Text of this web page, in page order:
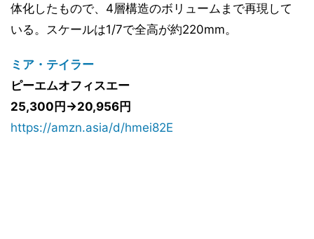
体化したもので、4層構造のボリュームまで再現して
いる。スケールは1/7で全高が約220mm。
ミア・テイラー
ピーエムオフィスエー
25,300円→20,956円
https://amzn.asia/d/hmei82E